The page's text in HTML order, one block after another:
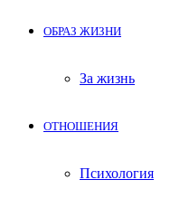
ОБРАЗ ЖИЗНИ
За жизнь
ОТНОШЕНИЯ
Психология